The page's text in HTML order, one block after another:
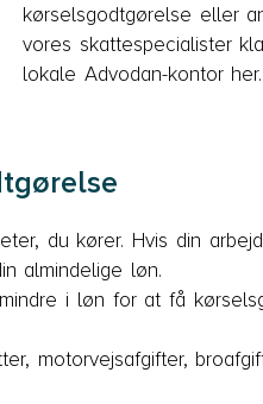
kørselsgodtgørelse eller
vores skattespecialister
lokale Advodan-kontor her.
du kører. Hvis din
almindelige løn.
i løn for at få
motorvejsafgifter,